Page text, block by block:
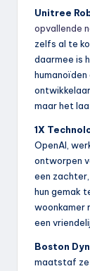
Unitree
opvallende
zelfs al te
daarmee is
humanoïden
maar het
1X
OpenAI,
ontworpen
een
hun gemak
woonkamer
een
Boston
maatstaf